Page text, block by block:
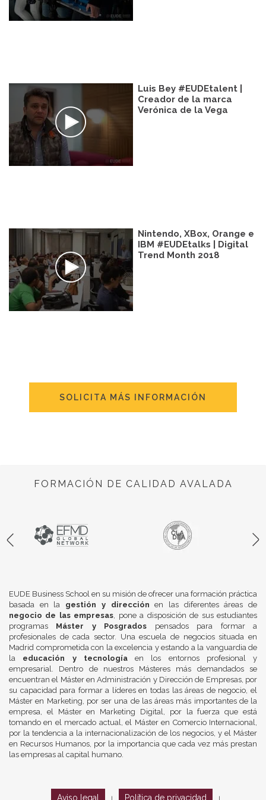
Luis Bey #EUDEtalent |
Creador de la marca
Verónica de la Vega
Nintendo, XBox, Orange e
IBM #EUDEtalks | Digital
Trend Month 2018
SOLICITA MÁS INFORMACIÓN
FORMACIÓN DE CALIDAD AVALADA
EUDE Business School en su misión de ofrecer una formación práctica
basada en la gestión y dirección en las diferentes áreas de
negocio de las empresas, pone a disposición de sus estudiantes
programas Máster y Posgrados pensados para formar a
profesionales de cada sector. Una escuela de negocios situada en
Madrid comprometida con la excelencia y estando a la vanguardia de
la educación y tecnologíaen los entornos profesional y
empresarial. Dentro de nuestros Másteres más demandados se
encuentran el Máster en Administración y Dirección de Empresas, por
su capacidad para formar a líderes en todas las áreas de negocio, el
Máster en Marketing, por ser una de las áreas más importantes de la
empresa, el Máster en Marketing Digital, por la fuerza que está
tomando en el mercado actual, el Máster en Comercio Internacional,
por la tendencia a la internacionalización de los negocios, y el Máster
en Recursos Humanos, por la importancia que cada vez más prestan
las empresas al capital humano.
Aviso legal Política de privacidad